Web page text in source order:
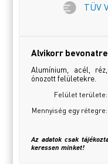
TÜV
Alvikorr
Alumínium, acél,
ónozott felületekre.
Felület területe:
Mennyiség egy rétegre:
Az adatok csak
keressen minket!